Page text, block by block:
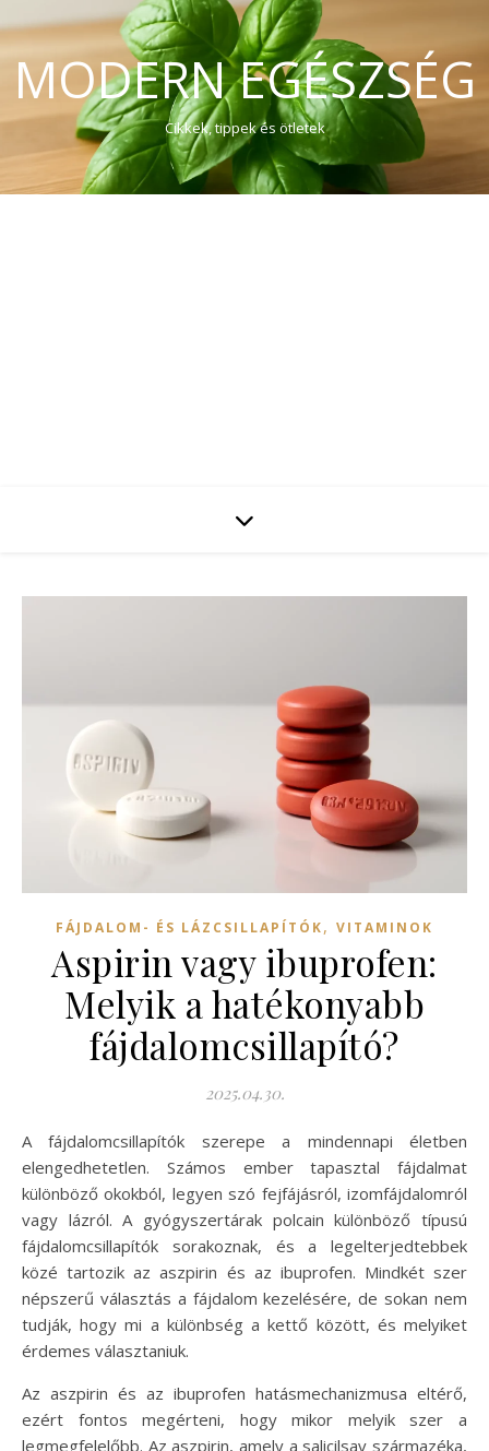
MODERN EGÉSZSÉG
Cikkek, tippek és ötletek
FÁJDALOM- ÉS LÁZCSILLAPÍTÓK, VITAMINOK
Aspirin vagy ibuprofen:
Melyik a hatékonyabb
fájdalomcsillapító?
2025.04.30.
A fájdalomcsillapítók szerepe a mindennapi életben
elengedhetetlen. Számos ember tapasztal fájdalmat
különböző okokból, legyen szó fejfájásról, izomfájdalomról
vagy lázról. A gyógyszertárak polcain különböző típusú
fájdalomcsillapítók sorakoznak, és a legelterjedtebbek
közé tartozik az aszpirin és az ibuprofen. Mindkét szer
népszerű választás a fájdalom kezelésére, de sokan nem
tudják, hogy mi a különbség a kettő között, és melyiket
érdemes választaniuk.
Az aszpirin és az ibuprofen hatásmechanizmusa eltérő,
ezért fontos megérteni, hogy mikor melyik szer a
legmegfelelőbb. Az aszpirin, amely a salicilsav származéka,